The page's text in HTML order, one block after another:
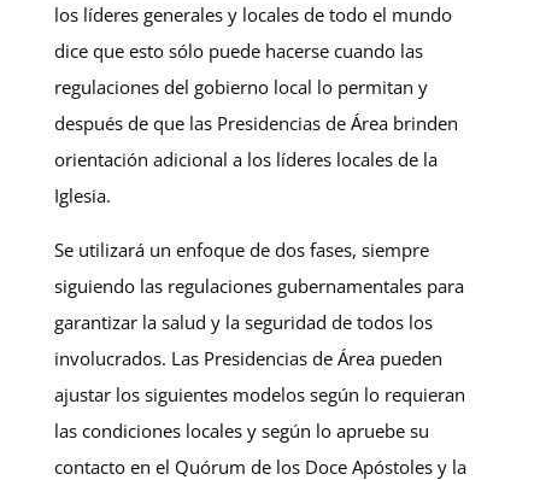
los líderes generales y locales de todo el mundo
dice que esto sólo puede hacerse cuando las
regulaciones del gobierno local lo permitan y
después de que las Presidencias de Área brinden
orientación adicional a los líderes locales de la
Iglesia.
Se utilizará un enfoque de dos fases, siempre
siguiendo las regulaciones gubernamentales para
garantizar la salud y la seguridad de todos los
involucrados. Las Presidencias de Área pueden
ajustar los siguientes modelos según lo requieran
las condiciones locales y según lo apruebe su
contacto en el Quórum de los Doce Apóstoles y la